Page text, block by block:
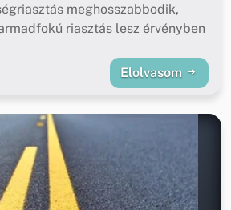
meghosszabbodik,
riasztás lesz érvényben
Elolvasom